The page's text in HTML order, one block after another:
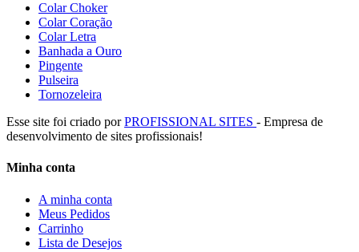
Colar Choker
Colar Coração
Colar Letra
Banhada a Ouro
Pingente
Pulseira
Tornozeleira
Esse site foi criado porPROFISSIONAL SITES - Empresa de
desenvolvimento de sites profissionais!
Minha conta
A minha conta
Meus Pedidos
Carrinho
Lista de Desejos